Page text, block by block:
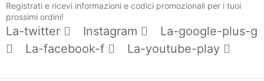
Registrati e ricevi informazioni e codici promozionali per i tuoi
prossimi ordini!
La-twitter Instagram
La-google-plus-g
La-facebook-f
La-youtube-play